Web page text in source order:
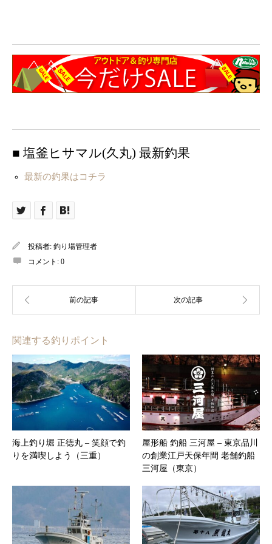
■ 塩釜ヒサマル(久丸) 最新釣果
最新の釣果はコチラ
投稿者: 釣り場管理者
コメント: 0
関連する釣りポイント
海上釣り堀 正徳丸 – 笑顔で釣
りを満喫しよう（三重）
屋形船 釣船 三河屋 – ​東京品川
の創業江戸天保年間 老舗釣船
三河屋（東京）